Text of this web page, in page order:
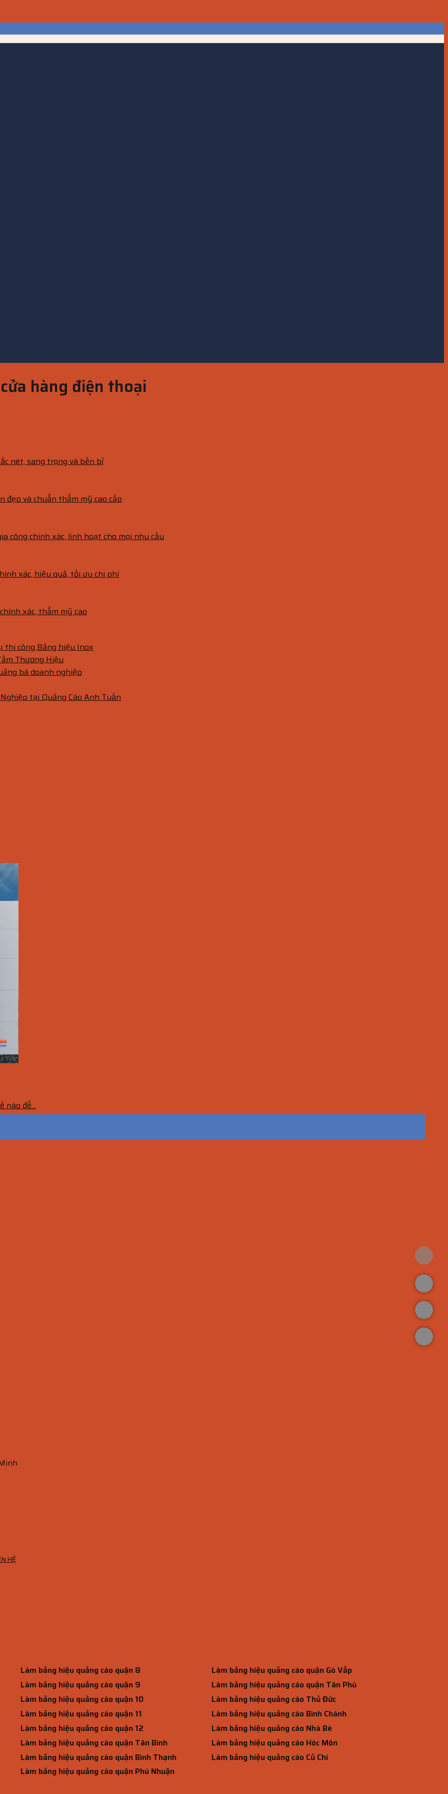
hàng điện thoại
nét, sang trọng và bền bỉ
đẹp và chuẩn thẩm mỹ cao cấp
công chính xác, linh hoạt cho mọi nhu cầu
xác, hiệu quả, tối ưu chi phí
xác, thẩm mỹ cao
thi công Bảng hiệu Inox
Thương Hiệu
bá doanh nghiệp
tại Quảng Cáo Anh Tuấn
nào để...
HỆ
Làm bảng hiệu quảng cáo quận 8
Làm bảng hiệu quảng cáo quận Gò Vấp
Làm bảng hiệu quảng cáo quận 9
Làm bảng hiệu quảng cáo quận Tân Phú
Làm bảng hiệu quảng cáo quận 10
Làm bảng hiệu quảng cáo Thủ Đức
Làm bảng hiệu quảng cáo quận 11
Làm bảng hiệu quảng cáo Bình Chánh
Làm bảng hiệu quảng cáo quận 12
Làm bảng hiệu quảng cáo Nhà Bè
Làm bảng hiệu quảng cáo quận Tân Bình
Làm bảng hiệu quảng cáo Hóc Môn
Làm bảng hiệu quảng cáo quận Bình Thạnh
Làm bảng hiệu quảng cáo Củ Chi
Làm bảng hiệu quảng cáo quận Phú Nhuận